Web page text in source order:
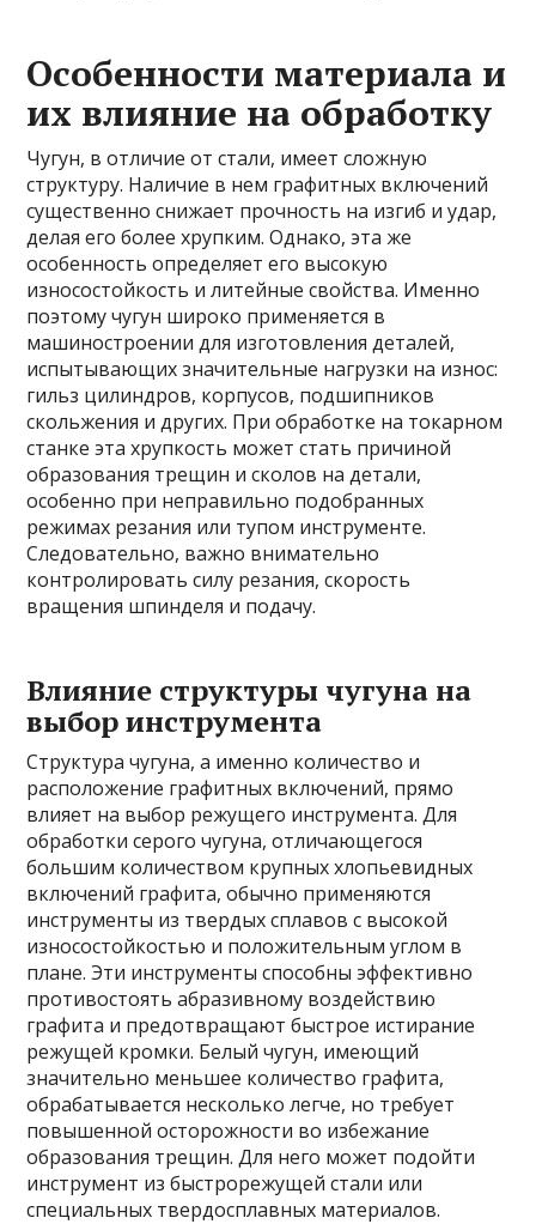
Особенности материала и
их влияние на обработку
Чугун, в отличие от стали, имеет сложную
структуру. Наличие в нем графитных включений
существенно снижает прочность на изгиб и удар,
делая его более хрупким. Однако, эта же
особенность определяет его высокую
износостойкость и литейные свойства. Именно
поэтому чугун широко применяется в
машиностроении для изготовления деталей,
испытывающих значительные нагрузки на износ:
гильз цилиндров, корпусов, подшипников
скольжения и других. При обработке на токарном
станке эта хрупкость может стать причиной
образования трещин и сколов на детали,
особенно при неправильно подобранных
режимах резания или тупом инструменте.
Следовательно, важно внимательно
контролировать силу резания, скорость
вращения шпинделя и подачу.
Влияние структуры чугуна на
выбор инструмента
Структура чугуна, а именно количество и
расположение графитных включений, прямо
влияет на выбор режущего инструмента. Для
обработки серого чугуна, отличающегося
большим количеством крупных хлопьевидных
включений графита, обычно применяются
инструменты из твердых сплавов с высокой
износостойкостью и положительным углом в
плане. Эти инструменты способны эффективно
противостоять абразивному воздействию
графита и предотвращают быстрое истирание
режущей кромки. Белый чугун, имеющий
значительно меньшее количество графита,
обрабатывается несколько легче, но требует
повышенной осторожности во избежание
образования трещин. Для него может подойти
инструмент из быстрорежущей стали или
специальных твердосплавных материалов.